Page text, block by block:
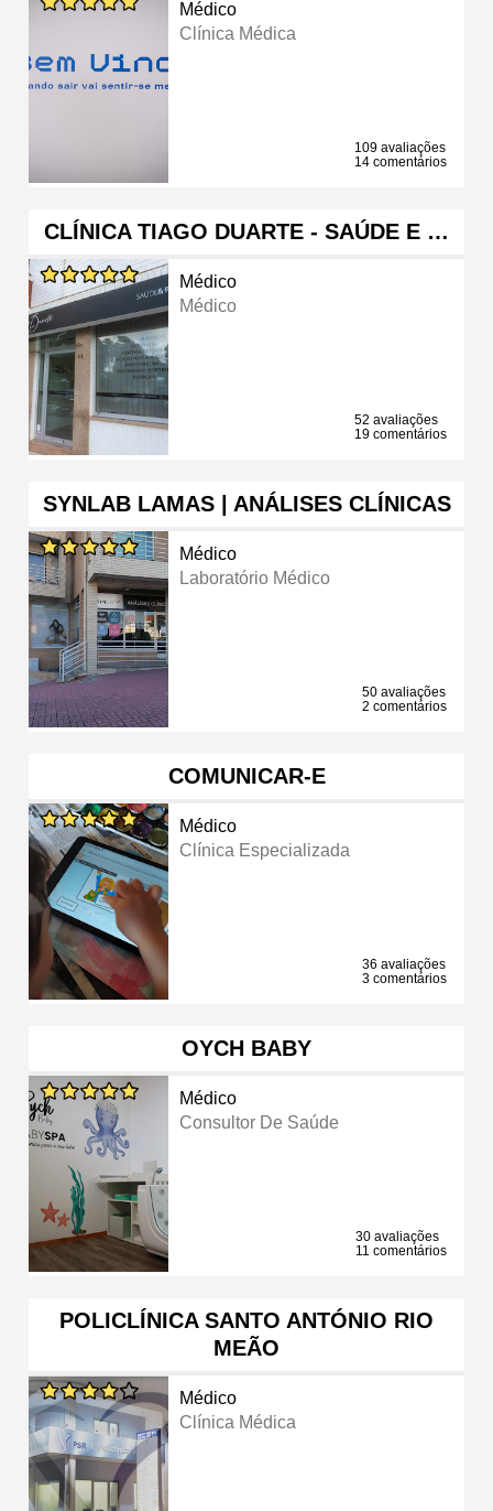
Médico
Clínica Médica
109 avaliações
14 comentários
CLÍNICA TIAGO DUARTE - SAÚDE E …
Médico
Médico
52 avaliações
19 comentários
SYNLAB LAMAS | ANÁLISES CLÍNICAS
Médico
Laboratório Médico
50 avaliações
2 comentários
COMUNICAR-E
Médico
Clínica Especializada
36 avaliações
3 comentários
OYCH BABY
Médico
Consultor De Saúde
30 avaliações
11 comentários
POLICLÍNICA SANTO ANTÓNIO RIO
MEÃO
Médico
Clínica Médica